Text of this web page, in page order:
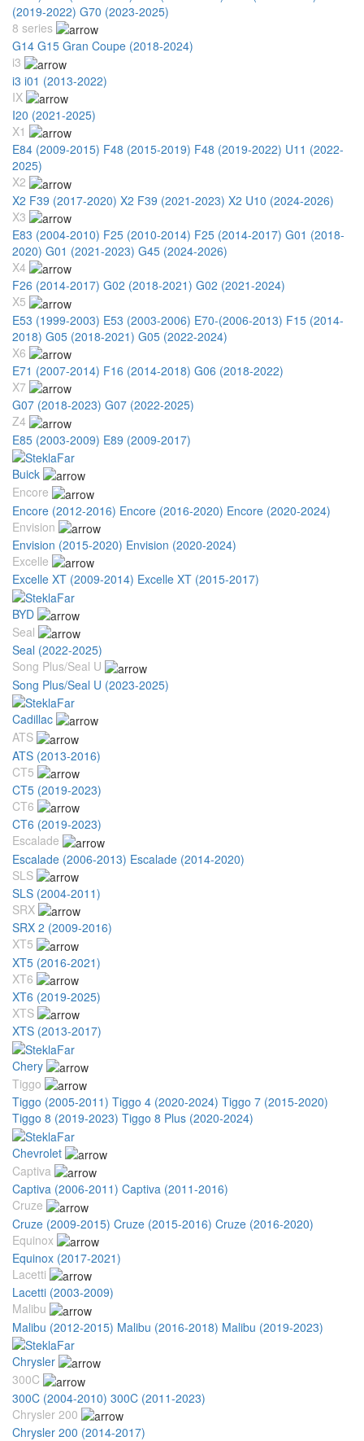
(2019-2022) G70 (2023-2025)
8 series
G14 G15 Gran Coupe (2018-2024)
i3
i3 i01 (2013-2022)
IX
I20 (2021-2025)
X1
E84 (2009-2015) F48 (2015-2019) F48 (2019-2022) U11 (2022-
2025)
X2
X2 F39 (2017-2020) X2 F39 (2021-2023) X2 U10 (2024-2026)
X3
E83 (2004-2010) F25 (2010-2014) F25 (2014-2017) G01 (2018-
2020) G01 (2021-2023) G45 (2024-2026)
X4
F26 (2014-2017) G02 (2018-2021) G02 (2021-2024)
X5
E53 (1999-2003) E53 (2003-2006) E70-(2006-2013) F15 (2014-
2018) G05 (2018-2021) G05 (2022-2024)
X6
E71 (2007-2014) F16 (2014-2018) G06 (2018-2022)
X7
G07 (2018-2023) G07 (2022-2025)
Z4
E85 (2003-2009) E89 (2009-2017)
Buick
Encore
Encore (2012-2016) Encore (2016-2020) Encore (2020-2024)
Envision
Envision (2015-2020) Envision (2020-2024)
Excelle
Excelle XT (2009-2014) Excelle XT (2015-2017)
BYD
Seal
Seal (2022-2025)
Song Plus/Seal U
Song Plus/Seal U (2023-2025)
Cadillac
ATS
ATS (2013-2016)
CT5
CT5 (2019-2023)
CT6
CT6 (2019-2023)
Escalade
Escalade (2006-2013) Escalade (2014-2020)
SLS
SLS (2004-2011)
SRX
SRX 2 (2009-2016)
XT5
XT5 (2016-2021)
XT6
XT6 (2019-2025)
XTS
XTS (2013-2017)
Chery
Tiggo
Tiggo (2005-2011) Tiggo 4 (2020-2024) Tiggo 7 (2015-2020)
Tiggo 8 (2019-2023) Tiggo 8 Plus (2020-2024)
Chevrolet
Captiva
Captiva (2006-2011) Captiva (2011-2016)
Cruze
Cruze (2009-2015) Cruze (2015-2016) Cruze (2016-2020)
Equinox
Equinox (2017-2021)
Lacetti
Lacetti (2003-2009)
Malibu
Malibu (2012-2015) Malibu (2016-2018) Malibu (2019-2023)
Chrysler
300C
300C (2004-2010) 300C (2011-2023)
Chrysler 200
Chrysler 200 (2014-2017)